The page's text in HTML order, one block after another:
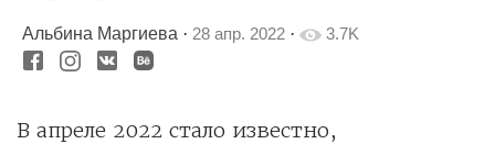
Альбина Маргиева · 28 апр. 2022 · 3.7K
В апреле 2022 стало известно,